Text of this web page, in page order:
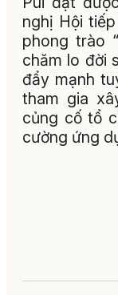
nghị Hội
phong trào
chăm lo đời
đẩy mạnh
tham gia
củng cố tổ
cường ứng